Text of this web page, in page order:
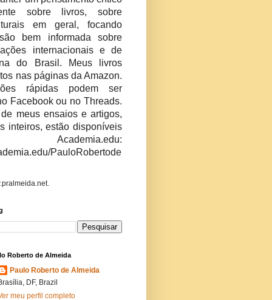
sobre livros, sobre
em geral, focando
bem informada sobre
internacionais e de
do Brasil. Meus livros
nas páginas da Amazon.
rápidas podem ser
Facebook ou no Threads.
meus ensaios e artigos,
inteiros, estão disponíveis
PauloRobertode
Roberto de Almeida
Paulo Roberto de Almeida
DF, Brazil
meu perfil completo